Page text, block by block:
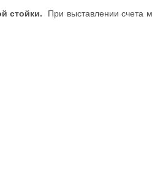
стойки. При выставлении счета